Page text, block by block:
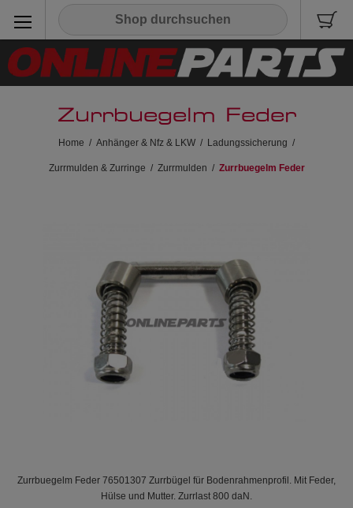
Zurrbuegelm Feder
Home / Anhänger & Nfz & LKW / Ladungssicherung /
Zurrmulden & Zurringe / Zurrmulden / Zurrbuegelm Feder
Zurrbuegelm Feder 76501307 Zurrbügel für Bodenrahmenprofil. Mit Feder,
Hülse und Mutter. Zurrlast 800 daN.